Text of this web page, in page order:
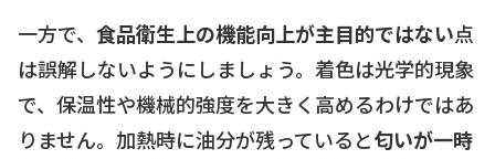
一方で、 食品衛生上の機能向上が主目的ではない点
は誤解しないようにしましょう。着色は光学的現象
で、保温性や機械的強度を大きく高めるわけではあ
りません。加熱時に油分が残っていると匂いが一時